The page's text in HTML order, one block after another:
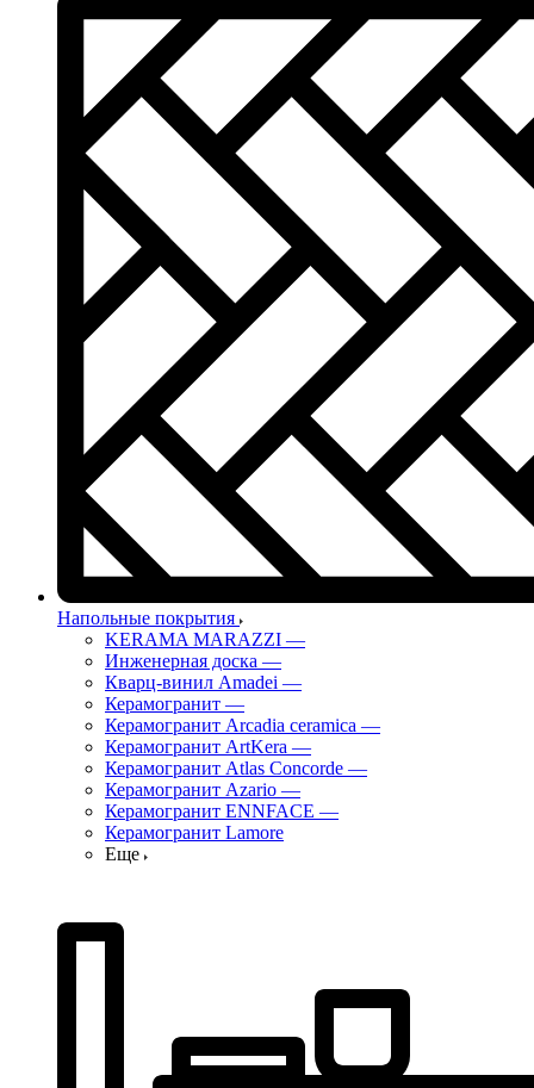
Напольные покрытия
KERAMA MARAZZI —
Инженерная доска —
Кварц-винил Amadei —
Керамогранит —
Керамогранит Arcadia ceramica —
Керамогранит ArtKera —
Керамогранит Atlas Concorde —
Керамогранит Azario —
Керамогранит ENNFACE —
Керамогранит Lamore
Еще